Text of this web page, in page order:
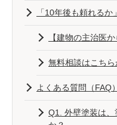
「10年後も頼れる
【建物の主治医
無料相談はこちら
よくある質問（FAQ）
Q1. 外壁塗装は